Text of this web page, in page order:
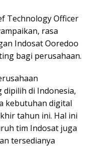
Technology Officer
rasa
Indosat Ooredoo
bagi perusahaan.
di Indonesia,
kebutuhan digital
tahun ini. Hal ini
tim Indosat juga
tersedianya